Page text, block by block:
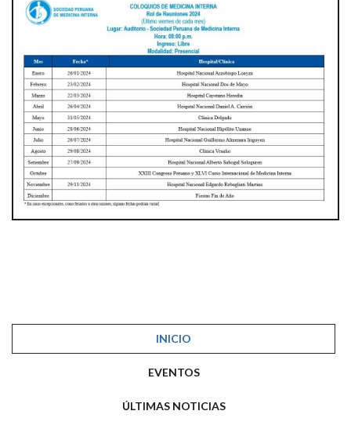
INICIO
EVENTOS
ÚLTIMAS NOTICIAS